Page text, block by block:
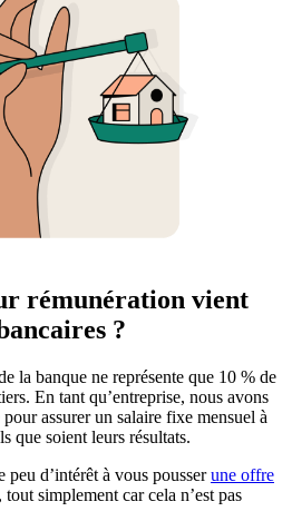
rémunération vient
?
la banque ne représente que 10 % de
En tant qu’entreprise, nous avons
assurer un salaire fixe mensuel à
que soient leurs résultats.
peu d’intérêt à vous pousserune offre
, tout simplement car cela n’est pas